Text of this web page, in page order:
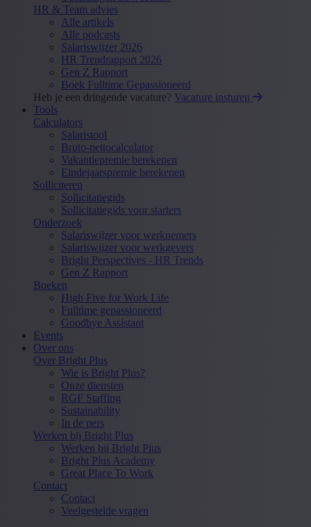
HR & Team advies
Alle artikels
Alle podcasts
Salariswijzer 2026
HR Trendrapport 2026
Gen Z Rapport
Boek Fulltime Gepassioneerd
Heb je een dringende vacature? Vacature insturen
Tools
Calculators
Salaristool
Bruto-nettocalculator
Vakantiepremie berekenen
Eindejaarspremie berekenen
Solliciteren
Sollicitatiegids
Sollicitatiegids voor starters
Onderzoek
Salariswijzer voor werknemers
Salariswijzer voor werkgevers
Bright Perspectives - HR Trends
Gen Z Rapport
Boeken
High Five for Work Life
Fulltime gepassioneerd
Goodbye Assistant
Events
Over ons
Over Bright Plus
Wie is Bright Plus?
Onze diensten
RGF Staffing
Sustainability
In de pers
Werken bij Bright Plus
Werken bij Bright Plus
Bright Plus Academy
Great Place To Work
Contact
Contact
Veelgestelde vragen